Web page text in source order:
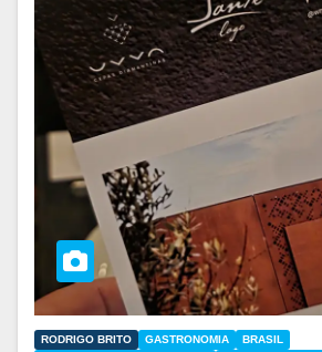
GASTRONOMIA
BRASIL
RODRIGO BRITO